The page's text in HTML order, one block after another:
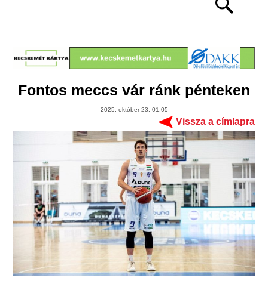
Fontos meccs vár ránk pénteken
2025. október 23. 01:05
Vissza a címlapra